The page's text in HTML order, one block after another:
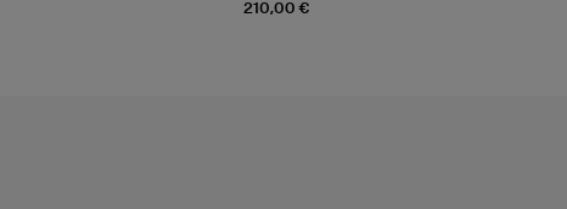
210,00 €